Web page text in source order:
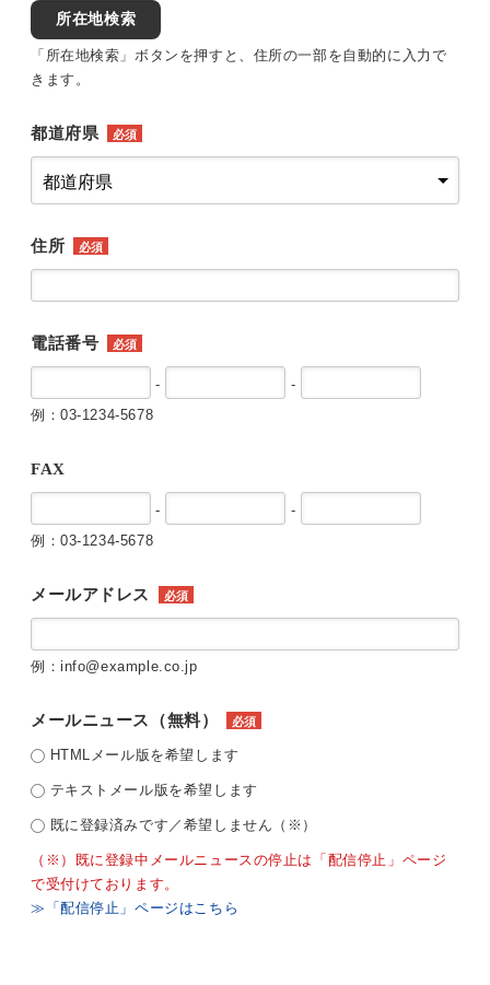
所在地検索
「所在地検索」ボタンを押すと、住所の一部を自動的に入力で
きます。
都道府県 必須
住所 必須
電話番号 必須
-
-
例：03-1234-5678
FAX
-
-
例：03-1234-5678
メールアドレス 必須
例：info@example.co.jp
メールニュース（無料） 必須
HTMLメール版を希望します
テキストメール版を希望します
既に登録済みです／希望しません（※）
（※）既に登録中メールニュースの停止は「配信停止」ページ
で受付けております。
≫「配信停止」ページはこちら